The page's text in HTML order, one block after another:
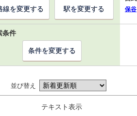
保谷
線を変更する 駅を変更する
条件
条件を変更する
並び替え
テキスト表示